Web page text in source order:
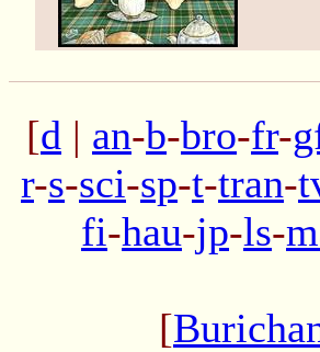
[d | an-b-bro-fr-
r-s-sci-sp-t-tran-
fi-hau-jp-ls-
[